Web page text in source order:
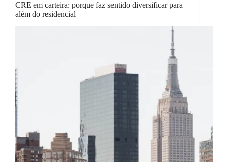
CRE em carteira: porque faz sentido diversificar para
além do residencial